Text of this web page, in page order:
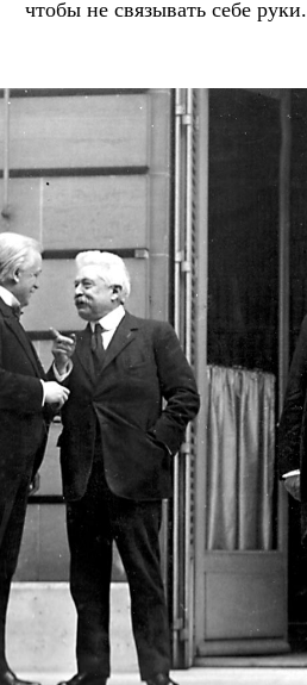
чтобы не связывать себе руки.